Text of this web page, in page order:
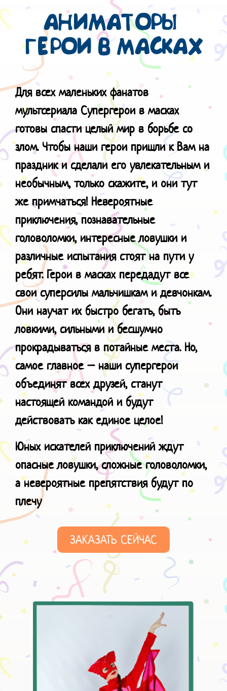
АНИМАТОРЫ
ГЕРОИ В МАСКАХ
Для всех маленьких фанатов
мультсериала Супергерои в масках
готовы спасти целый мир в борьбе со
злом. Чтобы наши герои пришли к Вам на
праздник и сделали его увлекательным и
необычным, только скажите, и они тут
же примчаться! Невероятные
приключения, познавательные
головоломки, интересные ловушки и
различные испытания стоят на пути у
ребят. Герои в масках передадут все
свои суперсилы мальчишкам и девчонкам.
Они научат их быстро бегать, быть
ловкими, сильными и бесшумно
прокрадываться в потайные места. Но,
самое главное – наши супергерои
объединят всех друзей, станут
настоящей командой и будут
действовать как единое целое!
Юных искателей приключений ждут
опасные ловушки, сложные головоломки,
а невероятные препятствия будут по
плечу
ЗАКАЗАТЬ СЕЙЧАС